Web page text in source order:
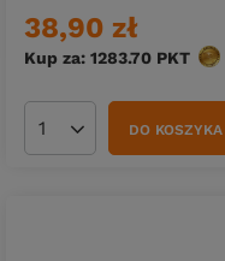
38,90 zł
Kup za: 1283.70 PKT
Ilość produktówDO KOSZYKA